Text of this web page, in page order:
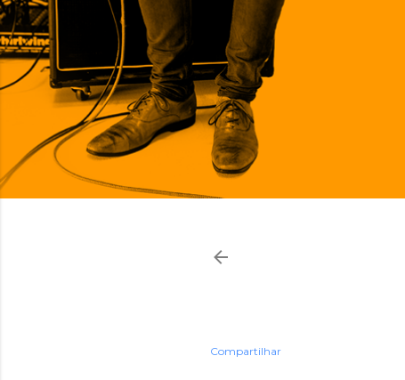
Compartilhar